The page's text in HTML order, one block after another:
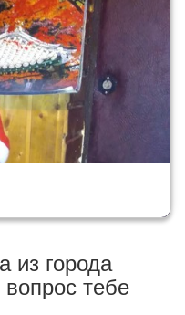
из города
тебе